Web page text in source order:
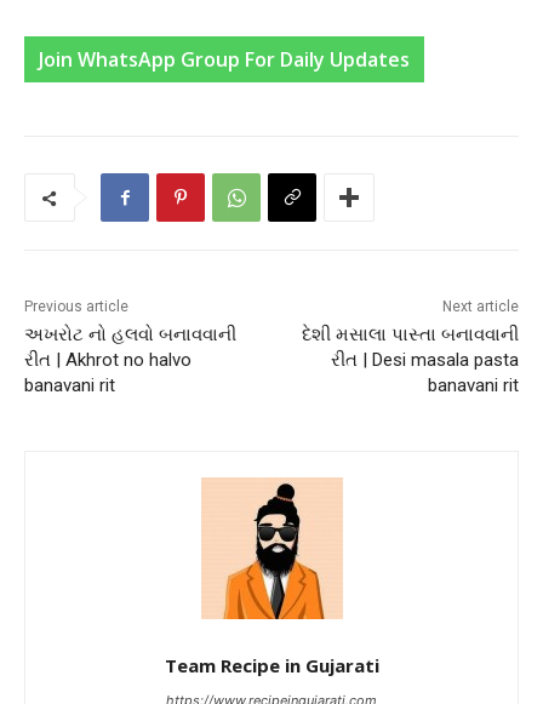
Join WhatsApp Group For Daily Updates
Previous article
અખરોટ નો હલવો બનાવવાની
રીત | Akhrot no halvo
banavani rit
Next article
દેશી મસાલા પાસ્તા બનાવવાની
રીત | Desi masala pasta
banavani rit
Team Recipe in Gujarati
https://www.recipeingujarati.com